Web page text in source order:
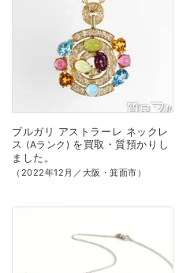
ブルガリ アストラーレ ネックレ
ス
Aランク を買取・質預かり し
ました。
（2022年12月／大阪・箕面市）